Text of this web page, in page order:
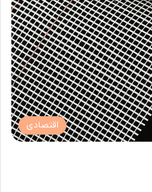
اقتصادی